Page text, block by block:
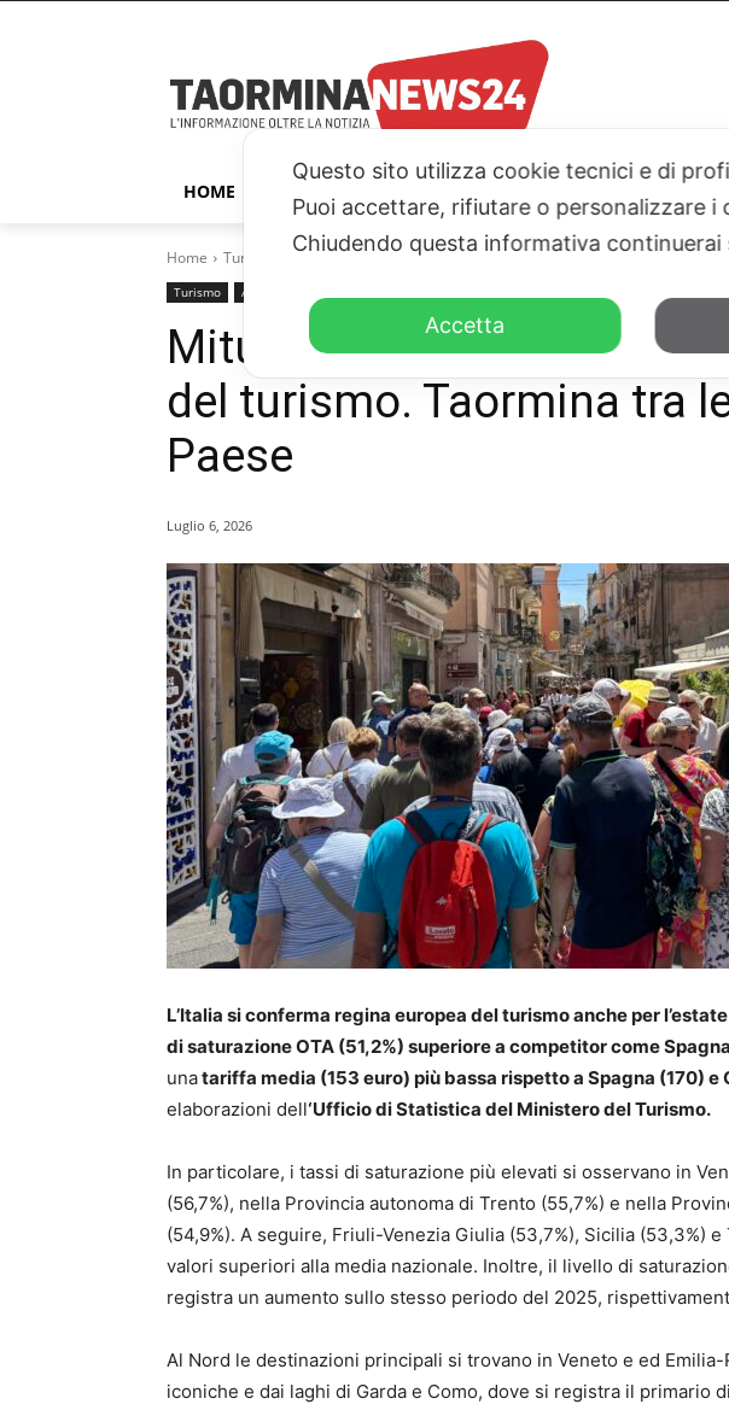
HOME PARLAMENTO
Home Turismo Mitur, Italia si conferma regina europea del turismo. Taormina
Turismo Apertura
Mitur, Italia si conferma
del turismo. Taormina tra
Paese
Luglio 6, 2026
L’Italia si conferma regina europea del turismo anche per
di saturazione OTA (51,2%) superiore a competitor come
unatariffa media (153 euro) più bassa rispetto a Spagna (170) e
elaborazioni dell‘Ufficio di Statistica del Ministero del Turismo.
In particolare, i tassi di saturazione più elevati si osservano in
(56,7%), nella Provincia autonoma di Trento (55,7%) e nella
(54,9%). A seguire, Friuli-Venezia Giulia (53,7%), Sicilia (53,3%)
valori superiori alla media nazionale. Inoltre, il livello di
registra un aumento sullo stesso periodo del 2025,
Al Nord le destinazioni principali si trovano in Veneto e ed Emilia-
iconiche e dai laghi di Garda e Como, dove si registra il primario
Questo sito utilizza cookie tecnici e di
Puoi accettare, rifiutare o personalizzare
Chiudendo questa informativa continuerai
Accetta